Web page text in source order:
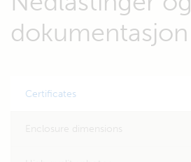
dokumentasjon
Certificates